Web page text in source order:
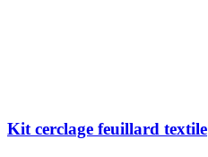
Kit cerclage feuillard textile